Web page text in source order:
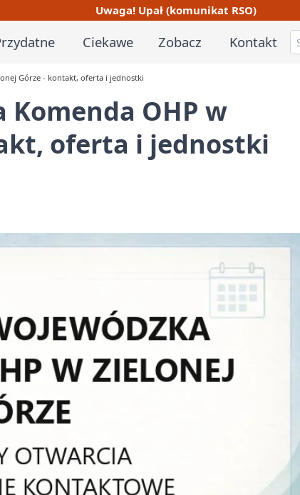
Uwaga! Upał (komunikat RSO)
Ciekawe Zobacz Kontakt
Górze - kontakt, oferta i jednostki
Komenda OHP w
oferta i jednostki